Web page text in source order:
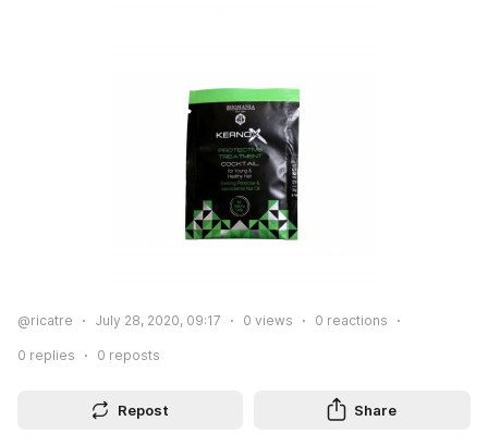
@ricatre July 28, 2020, 09:17 0 views 0 reactions
0 replies 0 reposts
Repost Share